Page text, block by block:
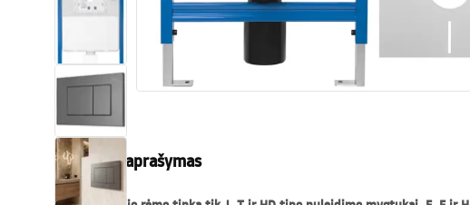
Vonios dušai
Virtuvė
Vonios aksesuarai ir baldai
Produkto aprašymas